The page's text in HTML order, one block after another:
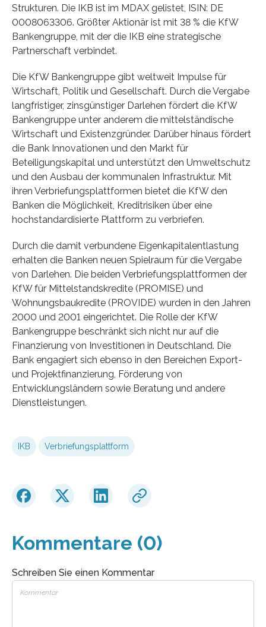
Strukturen. Die IKB ist im MDAX gelistet, ISIN: DE
0008063306. Größter Aktionär ist mit 38 % die KfW
Bankengruppe, mit der die IKB eine strategische
Partnerschaft verbindet.
Die KfW Bankengruppe gibt weltweit Impulse für
Wirtschaft, Politik und Gesellschaft. Durch die Vergabe
langfristiger, zinsgünstiger Darlehen fördert die KfW
Bankengruppe unter anderem die mittelständische
Wirtschaft und Existenzgründer. Darüber hinaus fördert
die Bank Innovationen und den Markt für
Beteiligungskapital und unterstützt den Umweltschutz
und den Ausbau der kommunalen Infrastruktur. Mit
ihren Verbriefungsplattformen bietet die KfW den
Banken die Möglichkeit, Kreditrisiken über eine
hochstandardisierte Plattform zu verbriefen.
Durch die damit verbundene Eigenkapitalentlastung
erhalten die Banken neuen Spielraum für die Vergabe
von Darlehen. Die beiden Verbriefungsplattformen der
KfW für Mittelstandskredite (PROMISE) und
Wohnungsbaukredite (PROVIDE) wurden in den Jahren
2000 und 2001 eingerichtet. Die Rolle der KfW
Bankengruppe beschränkt sich nicht nur auf die
Finanzierung von Investitionen in Deutschland. Die
Bank engagiert sich ebenso in den Bereichen Export-
und Projektfinanzierung, Förderung von
Entwicklungsländern sowie Beratung und andere
Dienstleistungen.
IKB Verbriefungsplattform
Kommentare (0)
Schreiben Sie einen Kommentar